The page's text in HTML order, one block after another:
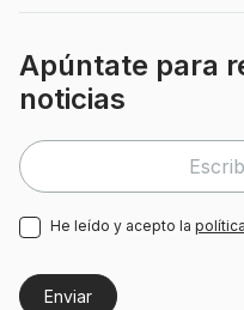
Apúntate para
noticias
He leído y acepto la